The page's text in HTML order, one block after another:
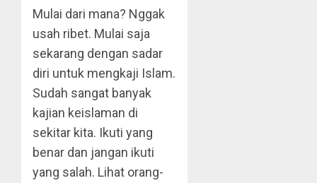
Mulai dari mana? Nggak
usah ribet. Mulai saja
sekarang dengan sadar
diri untuk mengkaji Islam.
Sudah sangat banyak
kajian keislaman di
sekitar kita. Ikuti yang
benar dan jangan ikuti
yang salah. Lihat orang-